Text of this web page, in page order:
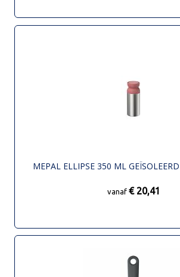
MEPAL ELLIPSE 350 ML
vanaf € 20,41